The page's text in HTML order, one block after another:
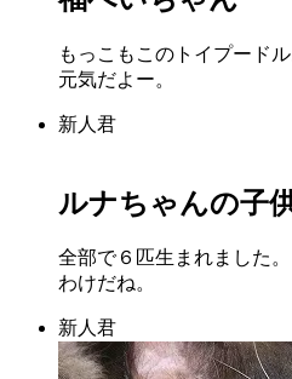
もっこもこのトイプードル
元気だよー。
新人君
ルナちゃんの子
全部で６匹生まれました
わけだね。
新人君